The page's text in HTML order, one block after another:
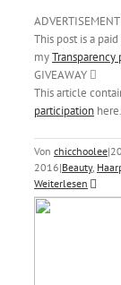
ADVERTISEMENT
This post is a
myTransparency
GIVEAWAY
This article
participation here.
Von chicchoolee|
2016|Beauty,
Weiterlesen